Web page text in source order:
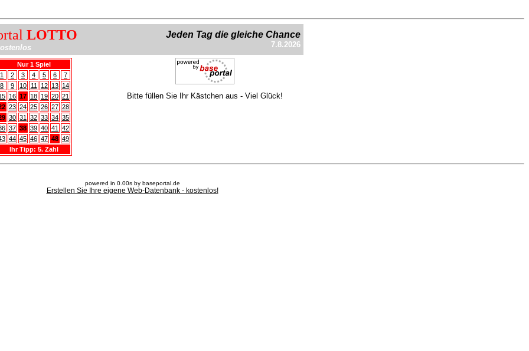
LOTTO Jeden Tag die gleiche Chance
7.8.2026
Nur 1 Spiel
1
2 3 4 5 6
7
8
9 10 11 12 13 14
16 17 18 19 20 21
23 24 25 26 27 28
30 31 32 33 34 35
37 38 39 40 41
42
44 45 46 47 48 49
Ihr Tipp: 5. Zahl
Bitte füllen Sie Ihr Kästchen aus - Viel Glück!
powered in 0.00s by baseportal.de
Erstellen Sie Ihre eigene Web-Datenbank - kostenlos!